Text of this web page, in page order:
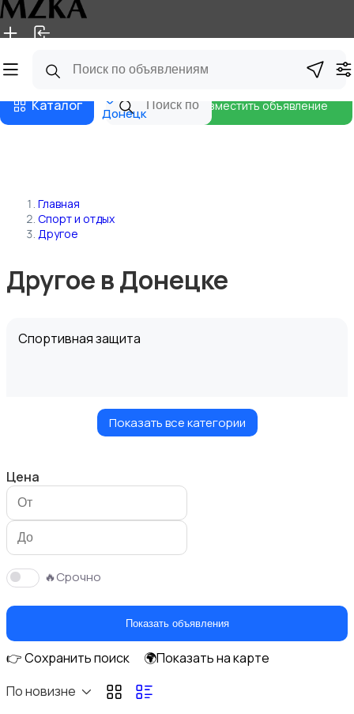
Главная Магазины
Каталог Донецк
Разместить объявление
Главная
Спорт и отдых
Другое
Другое в Донецке
Спортивная защита
Ролики и скейтбординг
Самокаты и гироскутеры
Показать все категории
Цена
🔥Срочно
Показать объявления
👉 Сохранить поиск
🌍Показать на карте
По новизне